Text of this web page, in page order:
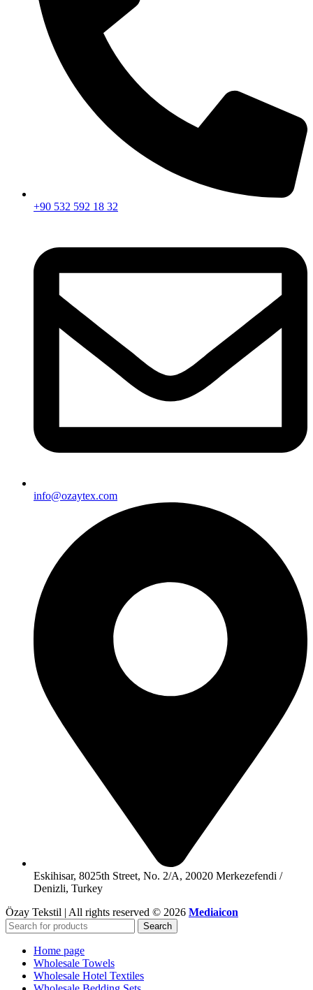
+90 532 592 18 32
info@ozaytex.com
Eskihisar, 8025th Street, No. 2/A, 20020 Merkezefendi /
Denizli, Turkey
Özay Tekstil | All rights reserved © 2026 Mediaicon
Search
Home page
Wholesale Towels
Wholesale Hotel Textiles